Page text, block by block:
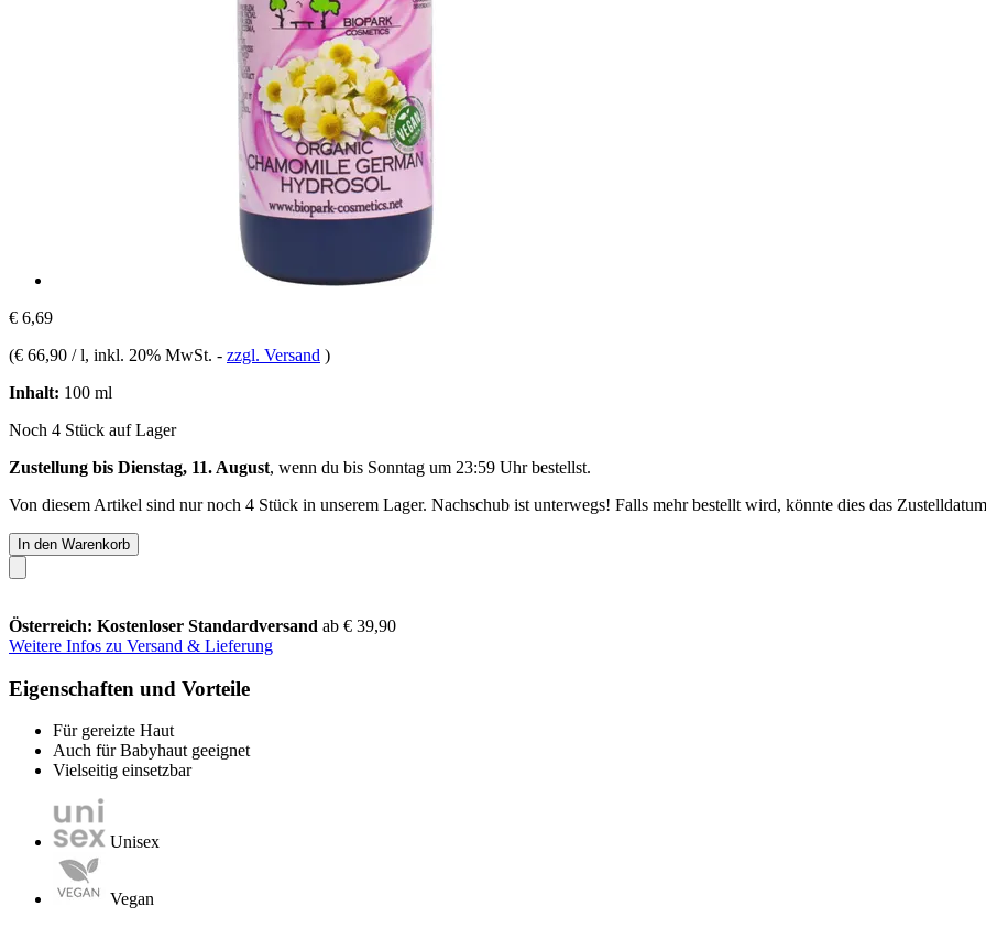
€ 6,69
(€ 66,90 / l, inkl. 20% MwSt. - zzgl. Versand )
Inhalt: 100 ml
Noch 4 Stück auf Lager
Zustellung bis Dienstag, 11. August, wenn du bis Sonntag um 23:59 Uhrbestellst.
Von diesem Artikel sind nur noch 4 Stück in unserem Lager. Nachschub ist unterwegs! Falls mehr bestellt wird, könnte dies das
In den Warenkorb
Österreich: Kostenloser Standardversand ab € 39,90
Weitere Infos zu Versand & Lieferung
Eigenschaften und Vorteile
Für gereizte Haut
Auch für Babyhaut geeignet
Vielseitig einsetzbar
Unisex
Vegan